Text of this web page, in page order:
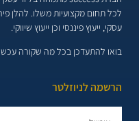
לכל תחום מקצועיות משלו. להלן
עסקי, ייעוץ פיננסי וכן ייעוץ שיווקי.
בואו להתעדכן בכל מה שקורה
הרשמה לניוזלטר